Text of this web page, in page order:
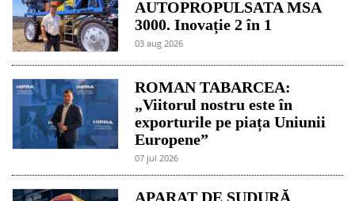
AUTOPROPULSATA MSA
3000. Inovație 2 în 1
03 aug 2026
ROMAN TABARCEA:
„Viitorul nostru este în
exporturile pe piața Uniunii
Europene”
07 jul 2026
APARAT DE SUDURĂ